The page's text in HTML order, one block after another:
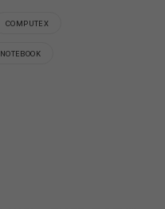
COMPUTEX
NOTEBOOK